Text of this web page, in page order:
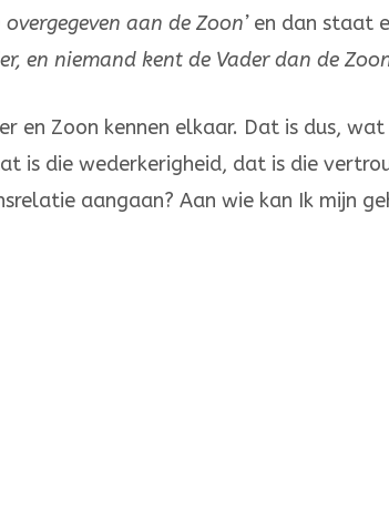
aan de Zoon’ en dan staat
en niemand kent de Vader dan de
en Zoon kennen elkaar. Dat is dus,
is die wederkerigheid, dat is die
aangaan? Aan wie kan Ik mijn